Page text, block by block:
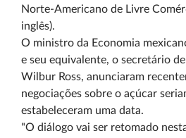
Norte-Americano de Livre
inglês).
O ministro da Economia
e seu equivalente, o secretário
Wilbur Ross, anunciaram
negociações sobre o açúcar
estabeleceram uma data.
"O diálogo vai ser retomado